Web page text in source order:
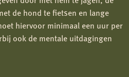
de hond te fietsen en lange
hiervoor minimaal een uur per
ook de mentale uitdagingen